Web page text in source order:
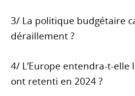
3/ La politique budgétaire
déraillement ?
4/ L’Europe entendra-t-elle
ont retenti en 2024 ?